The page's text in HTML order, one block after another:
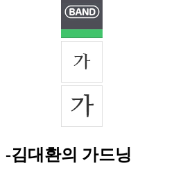
-김대환의 가드닝